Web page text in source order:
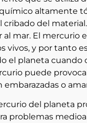
altamente
cribado del
mar. El mercurio
vivos, y por tanto
el planeta cuando
puede
o
del planeta
problemas